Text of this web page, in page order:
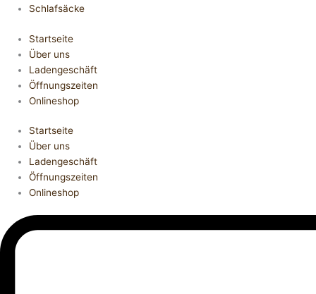
Schlafsäcke
Startseite
Über uns
Ladengeschäft
Öffnungszeiten
Onlineshop
Startseite
Über uns
Ladengeschäft
Öffnungszeiten
Onlineshop